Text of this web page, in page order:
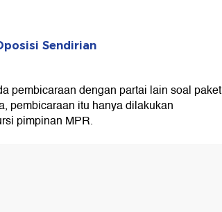
Sendirian
pembicaraan dengan partai lain soal paket
pembicaraan itu hanya dilakukan
pimpinan MPR.